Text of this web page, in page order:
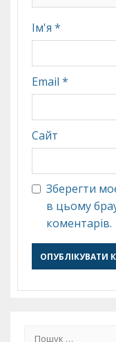
Ім'я *
Email *
Сайт
Зберегти
в цьому
коментарів.
Пошук: